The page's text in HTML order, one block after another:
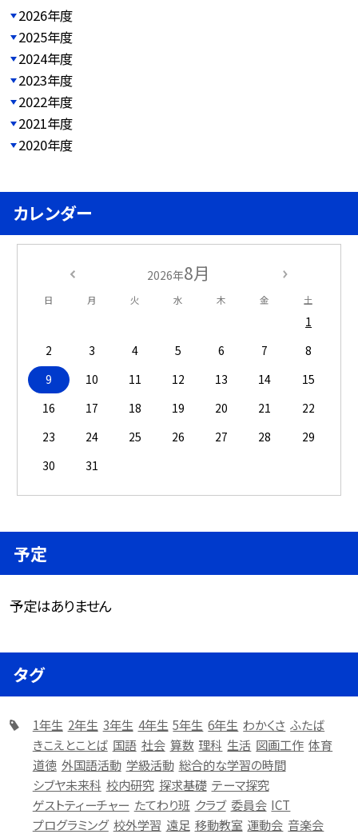
2026年度
2025年度
2024年度
2023年度
2022年度
2021年度
2020年度
カレンダー
2026年8月
日 月 火 水 木 金 土
1
2
3 4 5 6 7
8
9
10 11 12 13 14
15
16
17 18 19 20 21
22
23
24 25 26 27 28
29
30
31
予定
予定はありません
タグ
1年生 2年生 3年生 4年生 5年生 6年生 わかくさ ふたば
きこえとことば 国語 社会 算数 理科 生活 図画工作 体育
道徳 外国語活動 学級活動 総合的な学習の時間
シブヤ未来科 校内研究 探求基礎 テーマ探究
ゲストティーチャー たてわり班 クラブ 委員会 ICT
プログラミング 校外学習 遠足 移動教室 運動会 音楽会